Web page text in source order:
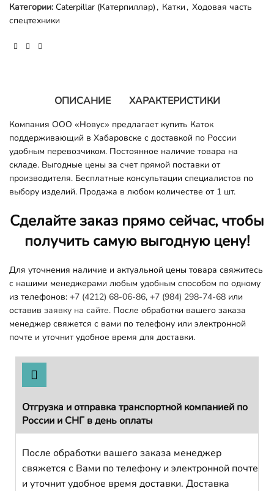
Категории: Caterpillar (Катерпиллар) , Катки , Ходовая часть
спецтехники
ОПИСАНИЕ ХАРАКТЕРИСТИКИ
Компания ООО «Новус» предлагает купить Каток
поддерживающий в Хабаровске с доставкой по России
удобным перевозчиком. Постоянное наличие товара на
складе. Выгодные цены за счет прямой поставки от
производителя. Бесплатные консультации специалистов по
выбору изделий. Продажа в любом количестве от 1 шт.
Сделайте заказ прямо сейчас, чтобы
получить самую выгодную цену!
Для уточнения наличие и актуальной цены товара свяжитесь
с нашими менеджерами любым удобным способом по одному
из телефонов: +7 (4212) 68-06-86, +7 (984) 298-74-68 или
оставив заявку на сайте. После обработки вашего заказа
менеджер свяжется с вами по телефону или электронной
почте и уточнит удобное время для доставки.
Отгрузка и отправка транспортной компанией по
России и СНГ в день оплаты
После обработки вашего заказа менеджер
свяжется с Вами по телефону и электронной почте
и уточнит удобное время доставки. Доставка